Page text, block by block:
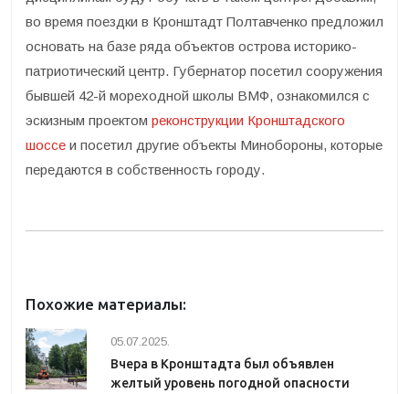
во время поездки в Кронштадт Полтавченко предложил
основать на базе ряда объектов острова историко-
патриотический центр. Губернатор посетил сооружения
бывшей 42-й мореходной школы ВМФ, ознакомился с
эскизным проектом реконструкции Кронштадского
шоссе и посетил другие объекты Минобороны, которые
передаются в собственность городу.
Похожие материалы:
05.07.2025.
Вчера в Кронштадта был объявлен
желтый уровень погодной опасности